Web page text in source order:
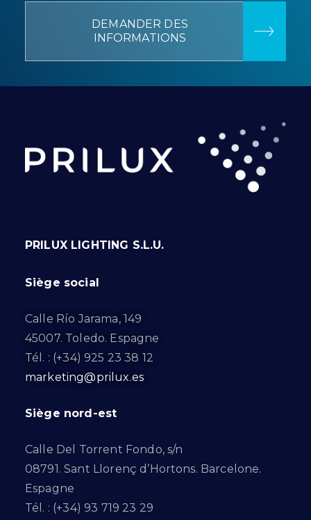
DEMANDER DES
INFORMATIONS
PRILUX LIGHTING S.L.U.
Siège social
Calle Río Jarama, 149
45007. Toledo. Espagne
Tél. : (+34) 925 23 38 12
marketing@prilux.es
Siège nord-est
Calle Del Torrent Fondo, s/n
08791. Sant Llorenç d’Hortons. Barcelone.
Espagne
Tél. : (+34) 93 719 23 29